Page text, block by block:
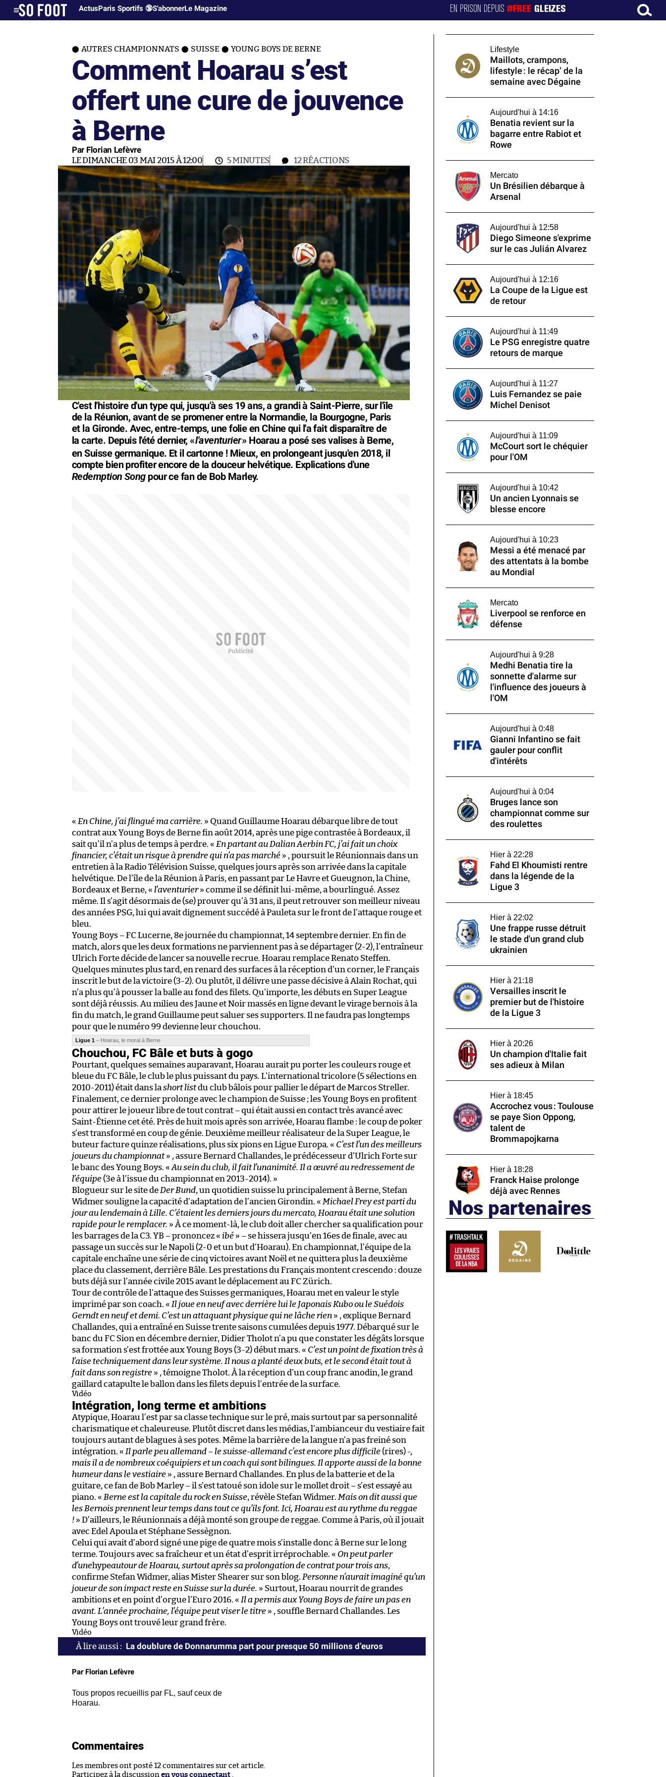
ActusParis Sportifs 🔞S'abonnerLe Magazine EN PRISON DEPUIS#FREE GLEIZES
AUTRES CHAMPIONNATS SUISSE YOUNG BOYS DE BERNE
Comment Hoarau s’est
offert une cure de jouvence
à Berne
Par Florian Lefèvre
LE DIMANCHE 03 MAI 2015 À 12:00 5 MINUTES 12RÉACTIONS
C'est l'histoire d'un type qui, jusqu'à ses 19 ans, a grandi à Saint-Pierre, sur l'île
de la Réunion, avant de se promener entre la Normandie, la Bourgogne, Paris
et la Gironde. Avec, entre-temps, une folie en Chine qui l'a fait disparaître de
la carte. Depuis l'été dernier, «l'aventurier» Hoarau a posé ses valises à Berne,
en Suisse germanique. Et il cartonne ! Mieux, en prolongeant jusqu'en 2018, il
compte bien profiter encore de la douceur helvétique. Explications d'une
Redemption Songpour ce fan de Bob Marley.
« En Chine, j’ai flingué ma carrière. » Quand Guillaume Hoarau débarque libre de tout
contrat aux Young Boys de Berne fin août 2014, après une pige contrastée à Bordeaux, il
sait qu’il n’a plus de temps à perdre. « En partant au Dalian Aerbin FC, j’ai fait un choix
financier, c’était un risque à prendre qui n’a pas marché » , poursuit le Réunionnais dans un
entretien à la Radio Télévision Suisse, quelques jours après son arrivée dans la capitale
helvétique. De l’île de la Réunion à Paris, en passant par Le Havre et Gueugnon, la Chine,
Bordeaux et Berne, « l’aventurier» comme il se définit lui-même, a bourlingué. Assez
même. Il s’agit désormais de (se) prouver qu’à 31 ans, il peut retrouver son meilleur niveau
des années PSG, lui qui avait dignement succédé à Pauleta sur le front de l’attaque rouge et
bleu.
Young Boys – FC Lucerne, 8e journée du championnat, 14 septembre dernier. En fin de
match, alors que les deux formations ne parviennent pas à se départager (2-2), l’entraîneur
Ulrich Forte décide de lancer sa nouvelle recrue. Hoarau remplace Renato Steffen.
Quelques minutes plus tard, en renard des surfaces à la réception d’un corner, le Français
inscrit le but de la victoire (3-2). Ou plutôt, il délivre une passe décisive à Alain Rochat, qui
n’a plus qu’à pousser la balle au fond des filets. Qu’importe, les débuts en Super League
sont déjà réussis. Au milieu des Jaune et Noir massés en ligne devant le virage bernois à la
fin du match, le grand Guillaume peut saluer ses supporters. Il ne faudra pas longtemps
pour que le numéro 99 devienne leur chouchou.
Ligue 1 – Hoarau, le moral à Berne
Chouchou, FC Bâle et buts à gogo
Pourtant, quelques semaines auparavant, Hoarau aurait pu porter les couleurs rouge et
bleue du FC Bâle, le club le plus puissant du pays. L’international tricolore (5 sélections en
2010-2011) était dans la short listdu club bâlois pour pallier le départ de Marcos Streller.
Finalement, ce dernier prolonge avec le champion de Suisse ; les Young Boys en profitent
pour attirer le joueur libre de tout contrat – qui était aussi en contact très avancé avec
Saint-Étienne cet été. Près de huit mois après son arrivée, Hoarau flambe : le coup de poker
s’est transformé en coup de génie. Deuxième meilleur réalisateur de la Super League, le
buteur facture quinze réalisations, plus six pions en Ligue Europa. « C’est l’un des meilleurs
joueurs du championnat» , assure Bernard Challandes, le prédécesseur d’Ulrich Forte sur
le banc des Young Boys. « Au sein du club, il fait l’unanimité. Il a œuvré au redressement de
l’équipe(3e à l’issue du championnat en 2013-2014). »
Blogueur sur le site de Der Bund, un quotidien suisse lu principalement à Berne, Stefan
Widmer souligne la capacité d’adaptation de l’ancien Girondin. « Michael Frey est parti du
jour au lendemain à Lille. C’étaient les derniers jours du mercato, Hoarau était une solution
rapide pour le remplacer. » À ce moment-là, le club doit aller chercher sa qualification pour
les barrages de la C3. YB – prononcez « ibé » – se hissera jusqu’en 16es de finale, avec au
passage un succès sur le Napoli (2-0 et un but d’Hoarau). En championnat, l’équipe de la
capitale enchaîne une série de cinq victoires avant Noël et ne quittera plus la deuxième
place du classement, derrière Bâle. Les prestations du Français montent crescendo : douze
buts déjà sur l’année civile 2015 avant le déplacement au FC Zürich.
Tour de contrôle de l’attaque des Suisses germaniques, Hoarau met en valeur le style
imprimé par son coach. « Il joue en neuf avec derrière lui le Japonais Kubo ou le Suédois
Gerndt en neuf et demi. C’est un attaquant physique qui ne lâche rien » , explique Bernard
Challandes, qui a entraîné en Suisse trente saisons cumulées depuis 1977. Débarqué sur le
banc du FC Sion en décembre dernier, Didier Tholot n’a pu que constater les dégâts lorsque
sa formation s’est frottée aux Young Boys (3-2) début mars. « C’est un point de fixation très à
l’aise techniquement dans leur système. Il nous a planté deux buts, et le second était tout à
fait dans son registre » , témoigne Tholot. À la réception d’un coup franc anodin, le grand
gaillard catapulte le ballon dans les filets depuis l’entrée de la surface.
Vidéo
Intégration, long terme et ambitions
Atypique, Hoarau l’est par sa classe technique sur le pré, mais surtout par sa personnalité
charismatique et chaleureuse. Plutôt discret dans les médias, l’ambianceur du vestiaire fait
toujours autant de blagues à ses potes. Même la barrière de la langue n’a pas freiné son
intégration. « Il parle peu allemand – le suisse-allemand c’est encore plus difficile(rires) -,
mais il a de nombreux coéquipiers et un coach qui sont bilingues. Il apporte aussi de la bonne
humeur dans le vestiaire » , assure Bernard Challandes. En plus de la batterie et de la
guitare, ce fan de Bob Marley – il s’est tatoué son idole sur le mollet droit – s’est essayé au
piano. « Berne est la capitale du rock en Suisse, révèle Stefan Widmer. Mais on dit aussi que
les Bernois prennent leur temps dans tout ce qu’ils font. Ici, Hoarau est au rythme du reggae
! » D’ailleurs, le Réunionnais a déjà monté son groupe de reggae. Comme à Paris, où il jouait
avec Edel Apoula et Stéphane Sessègnon.
Celui qui avait d’abord signé une pige de quatre mois s’installe donc à Berne sur le long
terme. Toujours avec sa fraîcheur et un état d’esprit irréprochable. « On peut parler
d’unehypeautour de Hoarau, surtout après sa prolongation de contrat pour trois ans,
confirme Stefan Widmer, alias Mister Shearer sur son blog. Personne n’aurait imaginé qu’un
joueur de son impact reste en Suisse sur la durée. » Surtout, Hoarau nourrit de grandes
ambitions et en point d’orgue l’Euro 2016. « Il a permis aux Young Boys de faire un pas en
avant. L’année prochaine, l’équipe peut viser le titre » , souffle Bernard Challandes. Les
Young Boys ont trouvé leur grand frère.
Vidéo
La doublure de Donnarumma part pour presque 50 millions d’euros
Par Florian Lefèvre
Tous propos recueillis par FL, sauf ceux de
Hoarau.
Commentaires
Les membres ont posté 12 commentaires sur cet article.
Participez à la discussion en vous connectant .
Lifestyle
Maillots, crampons,
lifestyle : le récap’ de la
semaine avec Dégaine
Aujourd'hui à 14:16
Benatia revient sur la
bagarre entre Rabiot et
Rowe
Mercato
Un Brésilien débarque à
Arsenal
Aujourd'hui à 12:58
Diego Simeone s'exprime
sur le cas Julián Alvarez
Aujourd'hui à 12:16
La Coupe de la Ligue est
de retour
Aujourd'hui à 11:49
Le PSG enregistre quatre
retours de marque
Aujourd'hui à 11:27
Luis Fernandez se paie
Michel Denisot
Aujourd'hui à 11:09
McCourt sort le chéquier
pour l'OM
Aujourd'hui à 10:42
Un ancien Lyonnais se
blesse encore
Aujourd'hui à 10:23
Messi a été menacé par
des attentats à la bombe
au Mondial
Mercato
Liverpool se renforce en
défense
Aujourd'hui à 9:28
Medhi Benatia tire la
sonnette d'alarme sur
l'influence des joueurs à
l'OM
Aujourd'hui à 0:48
Gianni Infantino se fait
gauler pour conflit
d'intérêts
Aujourd'hui à 0:04
Bruges lance son
championnat comme sur
des roulettes
Hier à 22:28
Fahd El Khoumisti rentre
dans la légende de la
Ligue 3
Hier à 22:02
Une frappe russe détruit
le stade d'un grand club
ukrainien
Hier à 21:18
Versailles inscrit le
premier but de l'histoire
de la Ligue 3
Hier à 20:26
Un champion d'Italie fait
ses adieux à Milan
Hier à 18:45
Accrochez vous : Toulouse
se paye Sion Oppong,
talent de
Brommapojkarna
Hier à 18:28
Franck Haise prolonge
déjà avec Rennes
Nos partenaires